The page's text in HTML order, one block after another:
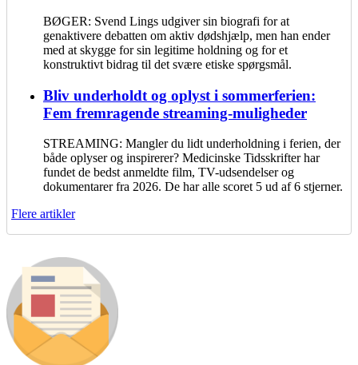
BØGER: Svend Lings udgiver sin biografi for at
genaktivere debatten om aktiv dødshjælp, men han ender
med at skygge for sin legitime holdning og for et
konstruktivt bidrag til det svære etiske spørgsmål.
Bliv underholdt og oplyst i sommerferien:
Fem fremragende streaming-muligheder
STREAMING: Mangler du lidt underholdning i ferien, der
både oplyser og inspirerer? Medicinske Tidsskrifter har
fundet de bedst anmeldte film, TV-udsendelser og
dokumentarer fra 2026. De har alle scoret 5 ud af 6 stjerner.
Flere artikler